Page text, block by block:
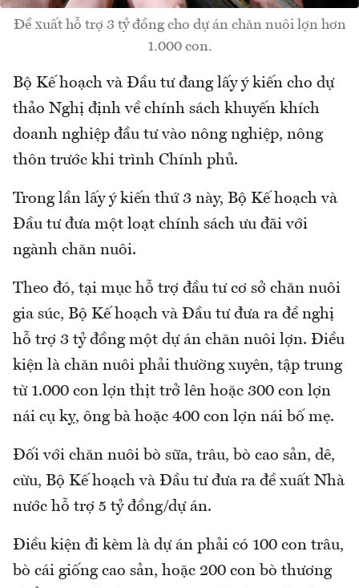
Đề xuất hỗ trợ 3 tỷ đồng cho dự án chăn nuôi lợn hơn
1.000 con.
Bộ Kế hoạch và Đầu tư đang lấy ý kiến cho dự
thảo Nghị định về chính sách khuyến khích
doanh nghiệp đầu tư vào nông nghiệp, nông
thôn trước khi trình Chính phủ.
Trong lần lấy ý kiến thứ 3 này, Bộ Kế hoạch và
Đầu tư đưa một loạt chính sách ưu đãi với
ngành chăn nuôi.
Theo đó, tại mục hỗ trợ đầu tư cơ sở chăn nuôi
gia súc, Bộ Kế hoạch và Đầu tư đưa ra đề nghị
hỗ trợ 3 tỷ đồng một dự án chăn nuôi lợn. Điều
kiện là chăn nuôi phải thường xuyên, tập trung
từ 1.000 con lợn thịt trở lên hoặc 300 con lợn
nái cụ kỵ, ông bà hoặc 400 con lợn nái bố mẹ.
Đối với chăn nuôi bò sữa, trâu, bò cao sản, dê,
cừu, Bộ Kế hoạch và Đầu tư đưa ra đề xuất Nhà
nước hỗ trợ 5 tỷ đồng/dự án.
Điều kiện đi kèm là dự án phải có 100 con trâu,
bò cái giống cao sản, hoặc 200 con bò thương